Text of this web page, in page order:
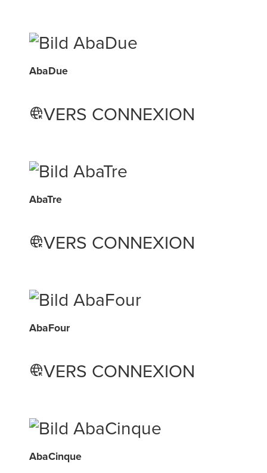
AbaDue
captive_portalVERS CONNEXION
AbaTre
captive_portalVERS CONNEXION
AbaFour
captive_portalVERS CONNEXION
AbaCinque